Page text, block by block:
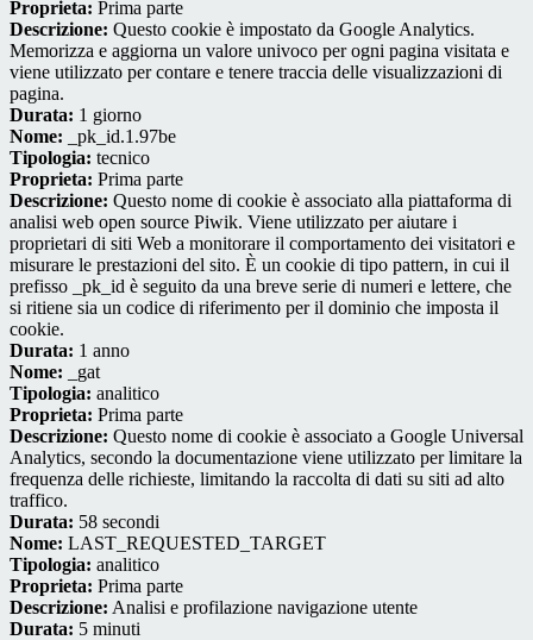
Proprieta: Prima parte
Descrizione: Questo cookie è impostato da Google Analytics.
Memorizza e aggiorna un valore univoco per ogni pagina visitata e
viene utilizzato per contare e tenere traccia delle visualizzazioni di
pagina.
Durata: 1 giorno
Nome: _pk_id.1.97be
Tipologia: tecnico
Proprieta: Prima parte
Descrizione: Questo nome di cookie è associato alla piattaforma di
analisi web open source Piwik. Viene utilizzato per aiutare i
proprietari di siti Web a monitorare il comportamento dei visitatori e
misurare le prestazioni del sito. È un cookie di tipo pattern, in cui il
prefisso _pk_id è seguito da una breve serie di numeri e lettere, che
si ritiene sia un codice di riferimento per il dominio che imposta il
cookie.
Durata: 1 anno
Nome: _gat
Tipologia: analitico
Proprieta: Prima parte
Descrizione: Questo nome di cookie è associato a Google Universal
Analytics, secondo la documentazione viene utilizzato per limitare la
frequenza delle richieste, limitando la raccolta di dati su siti ad alto
traffico.
Durata: 58 secondi
Nome: LAST_REQUESTED_TARGET
Tipologia: analitico
Proprieta: Prima parte
Descrizione: Analisi e profilazione navigazione utente
Durata: 5 minuti